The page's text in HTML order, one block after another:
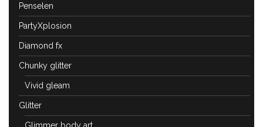
Penselen
PartyXplosion
Diamond fx
Chunky glitter
Vivid gleam
Glitter
Glimmer body art